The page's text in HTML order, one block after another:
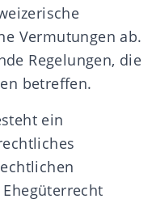
Vermutungen ab.
Regelungen, die
betreffen.
ein
Ehegüterrecht